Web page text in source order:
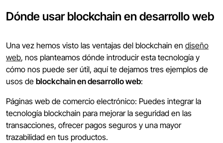
Dónde usar blockchain en desarrollo web
Una vez hemos visto las ventajas del blockchain en diseño
web, nos planteamos dónde introducir esta tecnología y
cómo nos puede ser útil, aquí te dejamos tres ejemplos de
usos de blockchain en desarrollo web:
Páginas web de comercio electrónico: Puedes integrar la
tecnología blockchain para mejorar la seguridad en las
transacciones, ofrecer pagos seguros y una mayor
trazabilidad en tus productos.